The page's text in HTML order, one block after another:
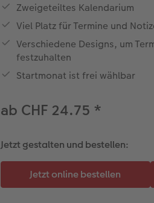
Zweigeteiltes Kalendarium
Viel Platz für Termine und
Verschiedene Designs, um
festzuhalten
Startmonat ist frei wählbar
ab CHF 24.75 *
Jetzt gestalten und bestellen: